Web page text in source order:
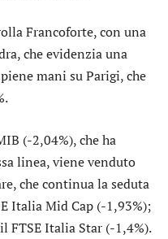
Francoforte, con una
, che evidenzia una
mani suParigi, che
(-2,04%), che ha
linea, viene venduto
, che continua la seduta
Italia Mid Cap (-1,93%);
FTSE Italia Star (-1,4%).